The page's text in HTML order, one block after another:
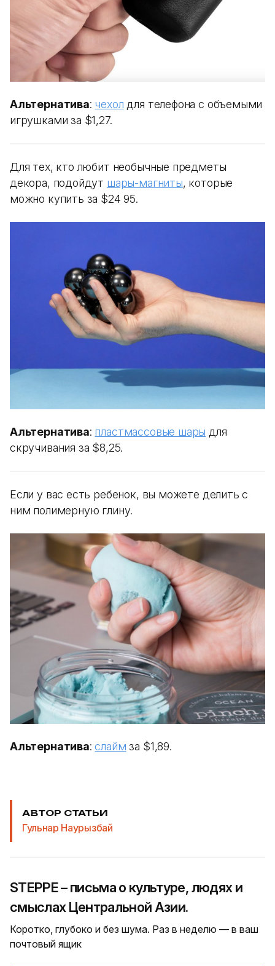
Альтернатива: чехол для телефона с объемыми
игрушками за $1,27.
Для тех, кто любит необычные предметы
декора, подойдут шары-магниты, которые
можно купить за $24 95.
Альтернатива: пластмассовые шары для
скручивания за $8,25.
Если у вас есть ребенок, вы можете делить с
ним полимерную глину.
Альтернатива:слайм за $1,89.
АВТОР СТАТЬИ
Гульнар Наурызбай
STEPPE – письма о культуре, людях и
смыслах Центральной Азии.
Коротко, глубоко и без шума. Раз в неделю — в ваш
почтовый ящик